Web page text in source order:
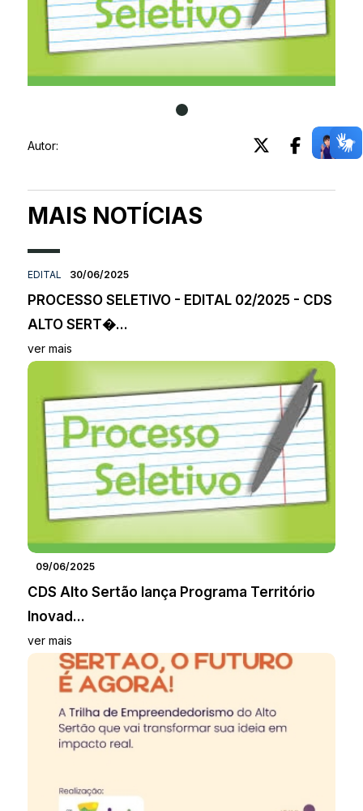
Autor:
MAIS NOTÍCIAS
EDITAL 30/06/2025
PROCESSO SELETIVO - EDITAL 02/2025 - CDS
ALTO SERT�...
ver mais
09/06/2025
CDS Alto Sertão lança Programa Território
Inovad...
ver mais